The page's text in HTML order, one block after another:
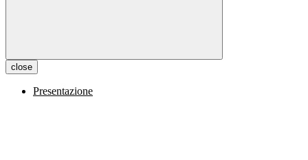
close
Presentazione